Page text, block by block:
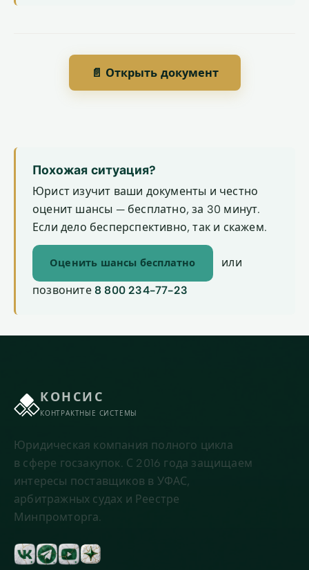
📄 Открыть документ
Похожая ситуация?
Юрист изучит ваши документы и честно
оценит шансы — бесплатно, за 30 минут.
Если дело бесперспективно, так и скажем.
Оценить шансы бесплатно или
позвоните 8 800 234-77-23
КОНСИС
КОНТРАКТНЫЕ СИСТЕМЫ
Юридическая компания полного цикла
в сфере госзакупок. С 2016 года защищаем
интересы поставщиков в УФАС,
арбитражных судах и Реестре
Минпромторга.